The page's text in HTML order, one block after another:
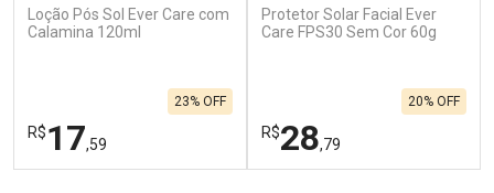
Loção Pós Sol Ever Care com
Calamina 120ml
R$17,59
23% OFF
Protetor Solar Facial Ever
Care FPS30 Sem Cor 60g
R$28,79
20% OFF